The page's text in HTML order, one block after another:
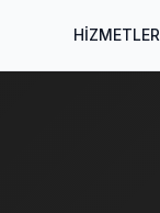
HİZMETLER